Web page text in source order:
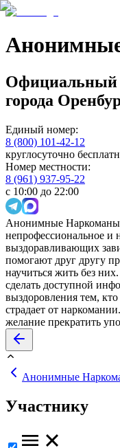
Официальный
города
Единый номер:
8 (800) 101-42-12
круглосуточно
Номер местности:
8 (961) 937-95-22
с 10:00 до 22:00
Анонимные
непрофессиональное и
выздоравливающих
помогают друг другу
научиться жить без
сделать доступной
выздоровления тем,
страдает от
желание прекратить
Анонимные
Участнику